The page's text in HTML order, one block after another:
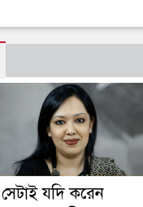
সেটাই যদি করেন